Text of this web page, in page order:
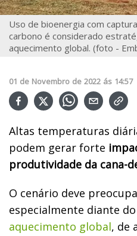
Uso de bioenergia com
carbono é considerado
aquecimento global. (foto -
01 de Novembro de 2022 ás 14:57
Altas temperaturas
podem gerar forte
produtividade da cana-
O cenário deve
especialmente diante
aquecimento global, de